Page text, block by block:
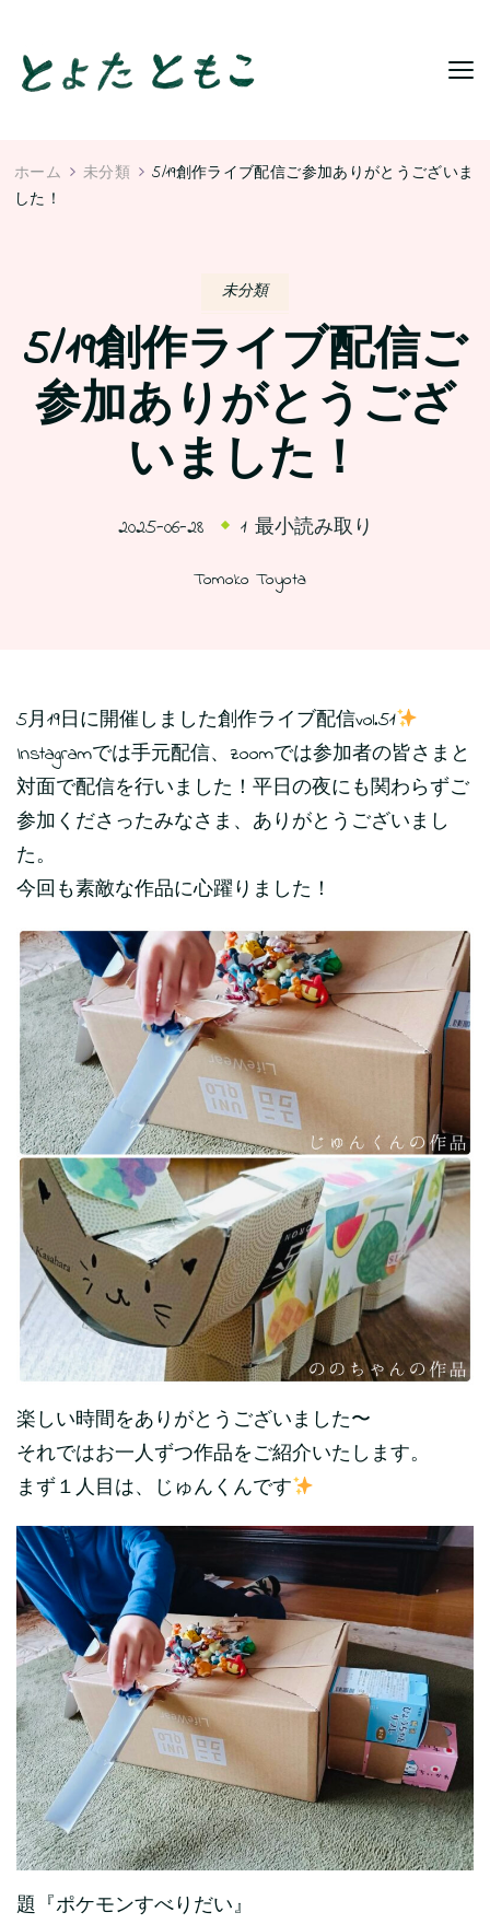
ホーム 未分類
5/19創作ライブ配信ご参加ありがとうございま
した！
未分類
5/19創作ライブ配信ご
参加ありがとうござ
いました！
2025-06-28 1 最小読み取り
Tomoko Toyota
5月19日に開催しました創作ライブ配信vol.51
Instagramでは手元配信、zoomでは参加者の皆さまと
対面で配信を行いました！平日の夜にも関わらずご
参加くださったみなさま、ありがとうございまし
た。
今回も素敵な作品に心躍りました！
楽しい時間をありがとうございました〜
それではお一人ずつ作品をご紹介いたします。
まず１人目は、じゅんくんです
題『ポケモンすべりだい』